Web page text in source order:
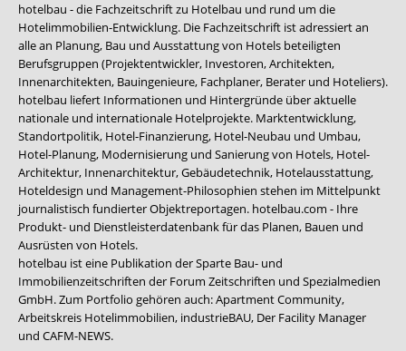
hotelbau - die Fachzeitschrift zu Hotelbau und rund um die
Hotelimmobilien-Entwicklung. Die Fachzeitschrift ist adressiert an
alle an Planung, Bau und Ausstattung von Hotels beteiligten
Berufsgruppen (Projektentwickler, Investoren, Architekten,
Innenarchitekten, Bauingenieure, Fachplaner, Berater und Hoteliers).
hotelbau liefert Informationen und Hintergründe über aktuelle
nationale und internationale Hotelprojekte. Marktentwicklung,
Standortpolitik, Hotel-Finanzierung, Hotel-Neubau und Umbau,
Hotel-Planung, Modernisierung und Sanierung von Hotels, Hotel-
Architektur, Innenarchitektur, Gebäudetechnik, Hotelausstattung,
Hoteldesign und Management-Philosophien stehen im Mittelpunkt
journalistisch fundierter Objektreportagen. hotelbau.com - Ihre
Produkt- und Dienstleisterdatenbank für das Planen, Bauen und
Ausrüsten von Hotels.
hotelbau ist eine Publikation der Sparte Bau- und
Immobilienzeitschriften der Forum Zeitschriften und Spezialmedien
GmbH. Zum Portfolio gehören auch:Apartment Community,
Arbeitskreis Hotelimmobilien, industrieBAU, Der Facility Manager
und CAFM-NEWS.